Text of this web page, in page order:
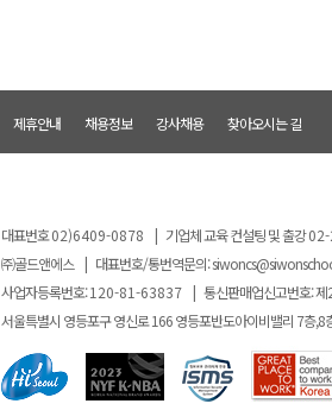
제휴안내 채용정보 강사채용 찾아오시는 길
대표번호02)6409-0878 | 기업체 교육 컨설팅 및 출강
㈜골드앤에스 | 대표번호/통번역문의:
사업자등록번호:120-81-63837 | 통신판매업신고번호: 제
서울특별시 영등포구 영신로 166 영등포반도아이비밸리 7층,8